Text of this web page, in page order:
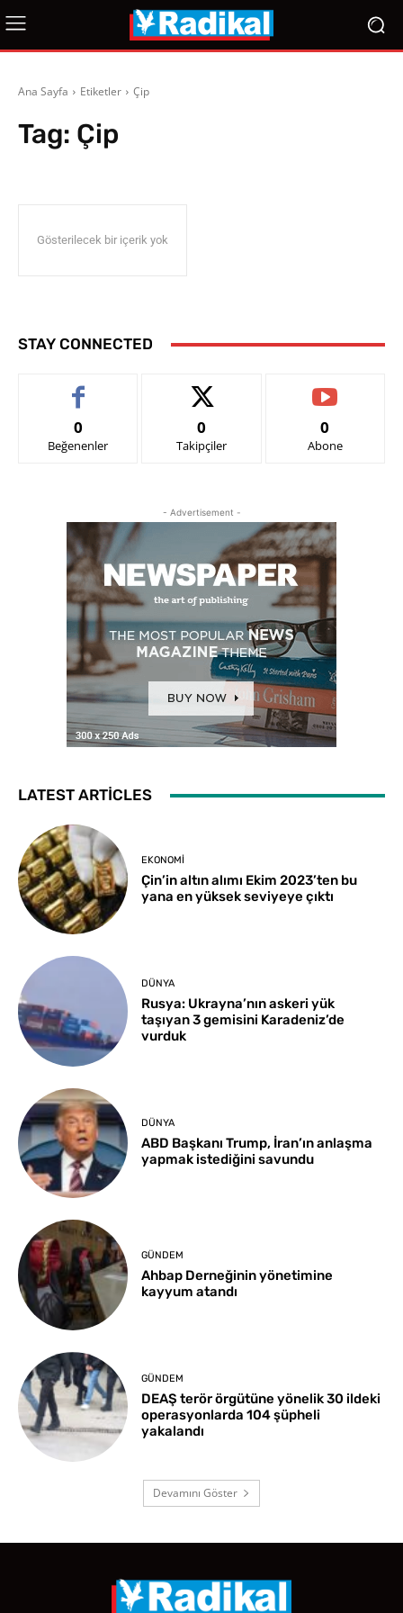
Ana Sayfa Etiketler Çip
Tag: Çip
Gösterilecek bir içerik yok
STAY CONNECTED
0
Beğenenler
0
Takipçiler
0
Abone
- Advertisement -
LATEST ARTICLES
EKONOMI
Çin’in altın alımı Ekim 2023’ten bu
yana en yüksek seviyeye çıktı
DÜNYA
Rusya: Ukrayna’nın askeri yük
taşıyan 3 gemisini Karadeniz’de
vurduk
DÜNYA
ABD Başkanı Trump, İran’ın anlaşma
yapmak istediğini savundu
GÜNDEM
Ahbap Derneğinin yönetimine
kayyum atandı
GÜNDEM
DEAŞ terör örgütüne yönelik 30 ildeki
operasyonlarda 104 şüpheli
yakalandı
Devamını Göster